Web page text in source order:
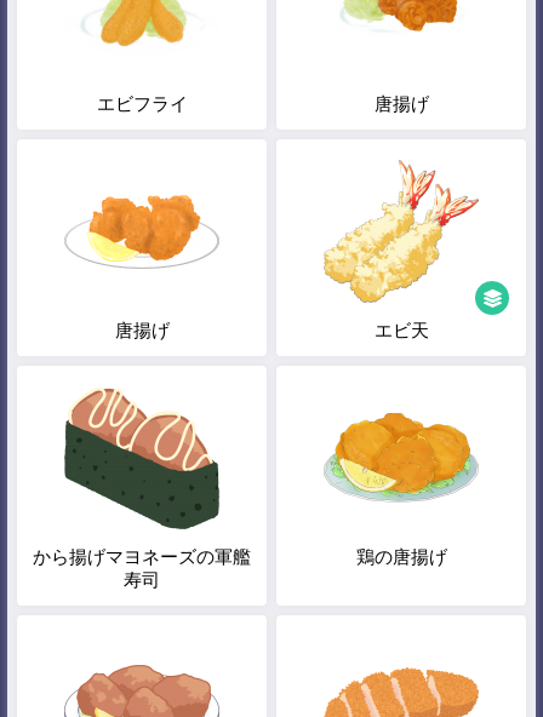
エビフライ 唐揚げ
唐揚げ エビ天
から揚げマヨネーズの軍艦
寿司
鶏の唐揚げ